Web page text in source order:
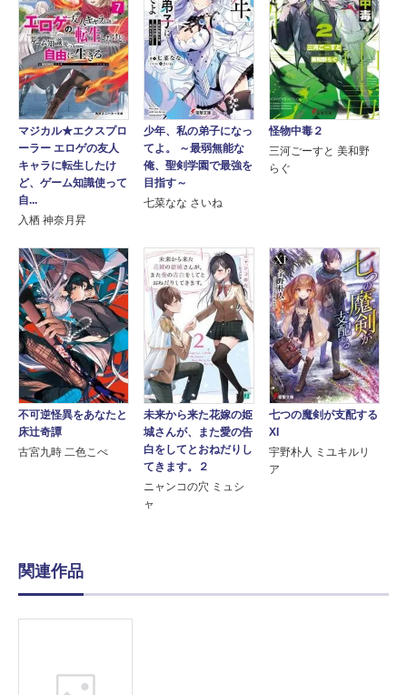
マジカル★エクスプロ
ーラー エロゲの友人
キャラに転生したけ
ど、ゲーム知識使って
自...
入栖 神奈月昇
少年、私の弟子になっ
てよ。 ～最弱無能な
俺、聖剣学園で最強を
目指す～
七菜なな さいね
怪物中毒２
三河ごーすと 美和野
らぐ
不可逆怪異をあなたと
床辻奇譚
古宮九時 二色こぺ
未来から来た花嫁の姫
城さんが、また愛の告
白をしてとおねだりし
てきます。２
ニャンコの穴 ミュシ
ャ
七つの魔剣が支配する
XI
宇野朴人 ミユキルリ
ア
関連作品